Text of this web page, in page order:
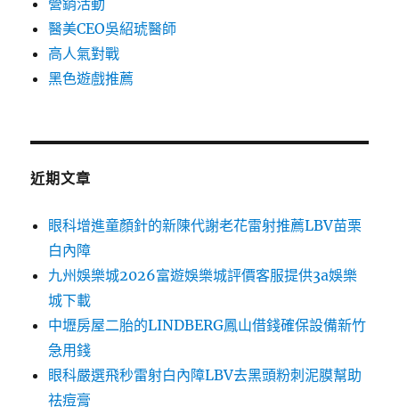
營銷活動
醫美CEO吳紹琥醫師
高人氣對戰
黑色遊戲推薦
近期文章
眼科增進童顏針的新陳代謝老花雷射推薦LBV苗栗
白內障
九州娛樂城2026富遊娛樂城評價客服提供3a娛樂
城下載
中壢房屋二胎的LINDBERG鳳山借錢確保設備新竹
急用錢
眼科嚴選飛秒雷射白內障LBV去黑頭粉刺泥膜幫助
祛痘膏